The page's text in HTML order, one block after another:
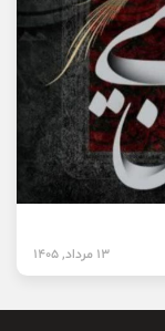
13 مرداد, 1405